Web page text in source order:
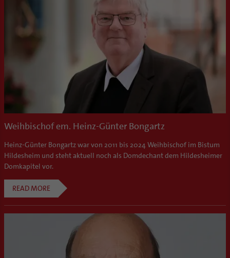
Weihbischof em. Heinz-Günter Bongartz
Heinz-Günter Bongartz war von 2011 bis 2024 Weihbischof im Bistum
Hildesheim und steht aktuell noch als Domdechant dem Hildesheimer
Domkapitel vor.
READ MORE